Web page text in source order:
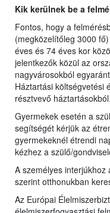
Kik kerülnek be a
Fontos, hogy a
(megközelítőleg 3000
éves és 74 éves kor
jelentkezők közül az
nagyvárosokból
Háztartási költségvetési
résztvevő háztartásokból.
Gyermekek esetén a
segítségét kérjük az
gyermekeknél étrendi
kézhez a szülő/
A személyes
szerint otthonukban
Az Európai